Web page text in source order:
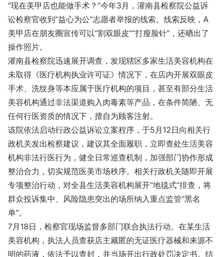
“现在美甲店也能做手术？”今年3月，灌南县检察院公益诉
讼检察官收到“益心为公”志愿者举报的线索。线索反映，A
美甲店在朋友圈宣传可以“割双眼皮”“打瘦脸针”，还晒出了
操作照片。
灌南县检察院迅速展开调查，发现辖区多家生活美容机构在
未取得《医疗机构执业许可证》情况下，在店内开展双眼皮
手术、洗纹身等本应属于医疗机构的项目，甚至有部分生活
美容机构通过非法渠道购入肉毒素等产品，在条件简陋、无
任何行医资质的情况下，擅自为顾客注射。
该院依法启动行政公益诉讼立案程序，于5月12日向相关行
政机关发出检察建议，建议其全面履职，立即查处生活美容
机构非法行医行为，健全日常巡查机制，加强部门协作形成
整治合力，切实规范医美市场秩序。相关行政机关随即开展
专项整治行动，对全县生活美容机构展开“地毯式”排查，将
群众投诉集中、风险隐患突出的场所纳入重点监管“黑名
单”。
7月18日，检察官现场监督多部门联合执法行动。在某生活
美容机构，执法人员查获店主藏匿的无证医疗器械和来源不
明的药液，依法予以查封，并当场开出行政处罚决定书。结